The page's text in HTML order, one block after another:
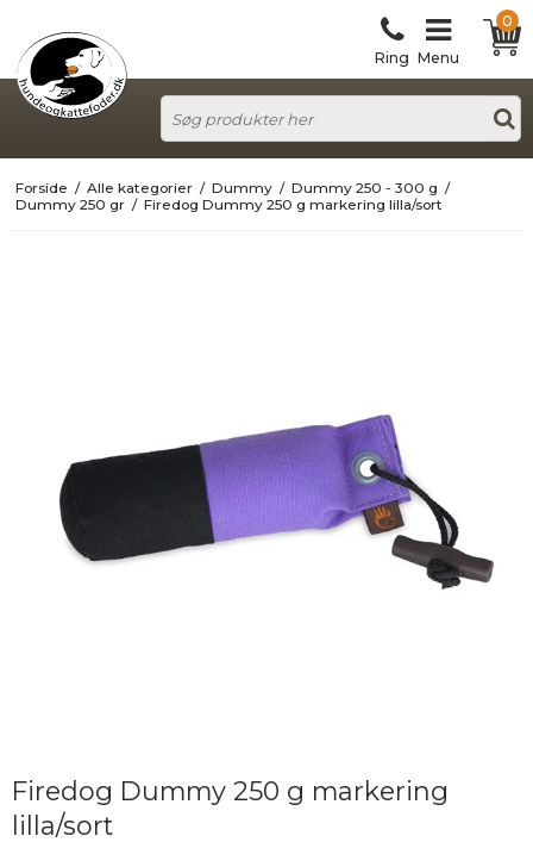
Ring Menu
0
Forside / Alle kategorier / Dummy / Dummy 250 - 300 g /
Dummy 250 gr / Firedog Dummy 250 g markering lilla/sort
Firedog Dummy 250 g markering
lilla/sort